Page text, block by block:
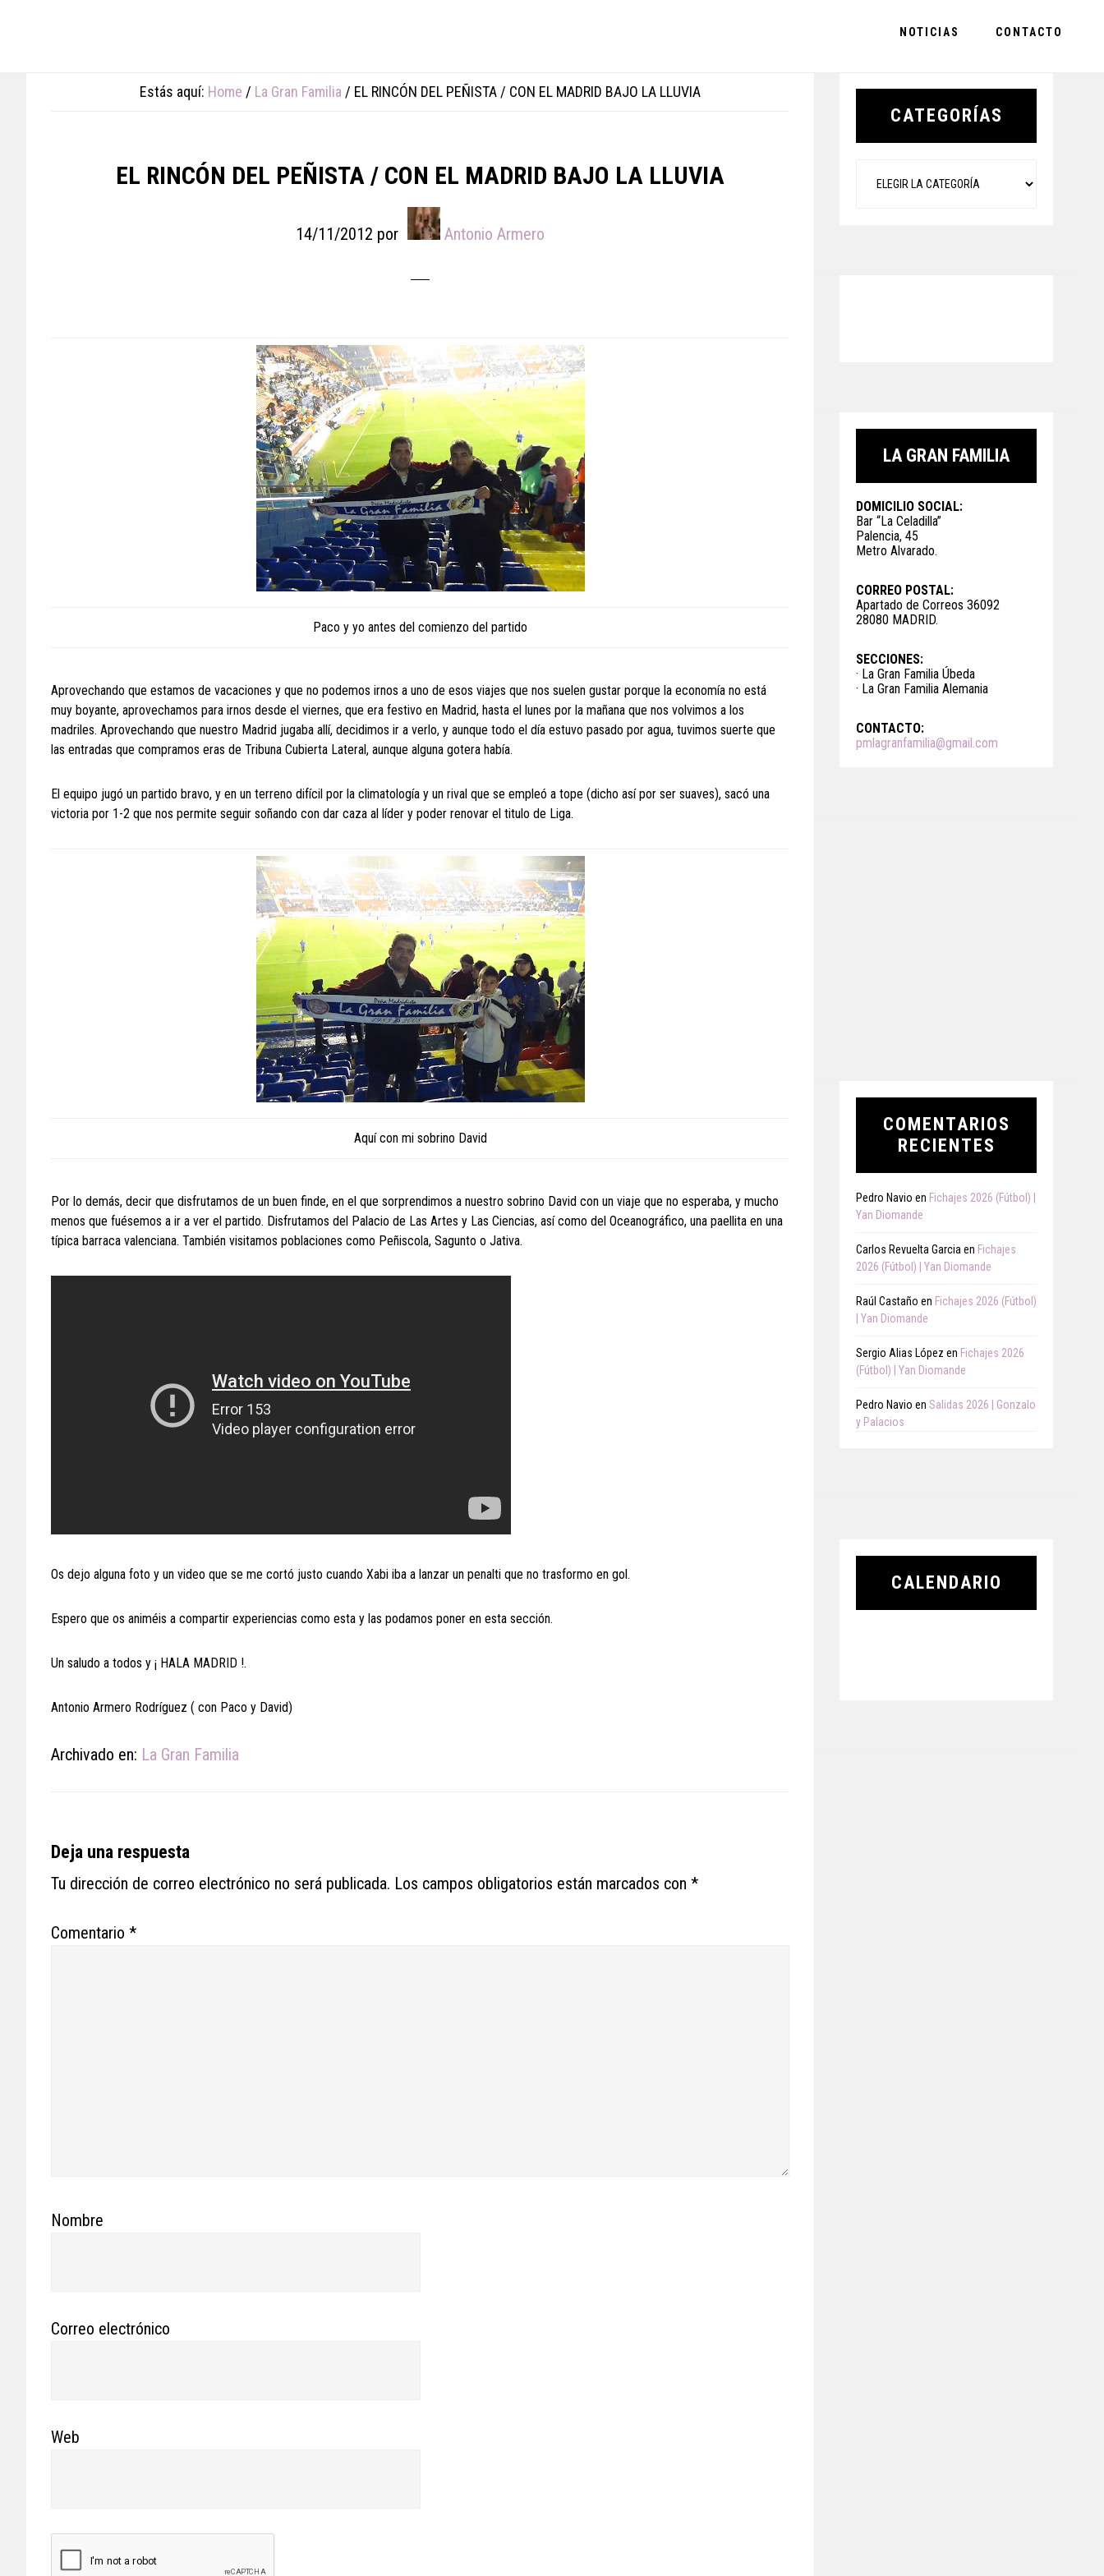
NOTICIAS CONTACTO
Estás aquí: Home / La Gran Familia / EL RINCÓN DEL PEÑISTA / CON EL MADRID BAJO LA LLUVIA
EL RINCÓN DEL PEÑISTA / CON EL MADRID BAJO LA LLUVIA
14/11/2012 por Antonio Armero
Paco y yo antes del comienzo del partido
Aprovechando que estamos de vacaciones y que no podemos irnos a uno de esos viajes que nos suelen gustar porque la economía no está
muy boyante, aprovechamos para irnos desde el viernes, que era festivo en Madrid, hasta el lunes por la mañana que nos volvimos a los
madriles. Aprovechando que nuestro Madrid jugaba allí, decidimos ir a verlo, y aunque todo el día estuvo pasado por agua, tuvimos suerte que
las entradas que compramos eras de Tribuna Cubierta Lateral, aunque alguna gotera había.
El equipo jugó un partido bravo, y en un terreno difícil por la climatología y un rival que se empleó a tope (dicho así por ser suaves), sacó una
victoria por 1-2 que nos permite seguir soñando con dar caza al líder y poder renovar el titulo de Liga.
Aquí con mi sobrino David
Por lo demás, decir que disfrutamos de un buen finde, en el que sorprendimos a nuestro sobrino David con un viaje que no esperaba, y mucho
menos que fuésemos a ir a ver el partido. Disfrutamos del Palacio de Las Artes y Las Ciencias, así como del Oceanográfico, una paellita en una
típica barraca valenciana. También visitamos poblaciones como Peñiscola, Sagunto o Jativa.
Os dejo alguna foto y un video que se me cortó justo cuando Xabi iba a lanzar un penalti que no trasformo en gol.
Espero que os animéis a compartir experiencias como esta y las podamos poner en esta sección.
Un saludo a todos y ¡ HALA MADRID !.
Antonio Armero Rodríguez ( con Paco y David)
Archivado en: La Gran Familia
Reader
Interactions
Deja una respuesta
Tu dirección de correo electrónico no será publicada. Los campos obligatorios están marcados con *
Comentario *
Nombre
Correo electrónico
Web
Primary
CATEGORÍAS
LA GRAN FAMILIA
DOMICILIO SOCIAL:
Bar “La Celadilla”
Palencia, 45
Metro Alvarado.
CORREO POSTAL:
Apartado de Correos 36092
28080 MADRID.
SECCIONES:
· La Gran Familia Úbeda
· La Gran Familia Alemania
CONTACTO:
pmlagranfamilia@gmail.com
COMENTARIOS
RECIENTES
Pedro Navio en Fichajes 2026 (Fútbol) |
Yan Diomande
Carlos Revuelta Garcia en Fichajes
2026 (Fútbol) | Yan Diomande
Raúl Castaño en Fichajes 2026 (Fútbol)
| Yan Diomande
Sergio Alias López en Fichajes 2026
(Fútbol) | Yan Diomande
Pedro Navio en Salidas 2026 | Gonzalo
y Palacios
CALENDARIO